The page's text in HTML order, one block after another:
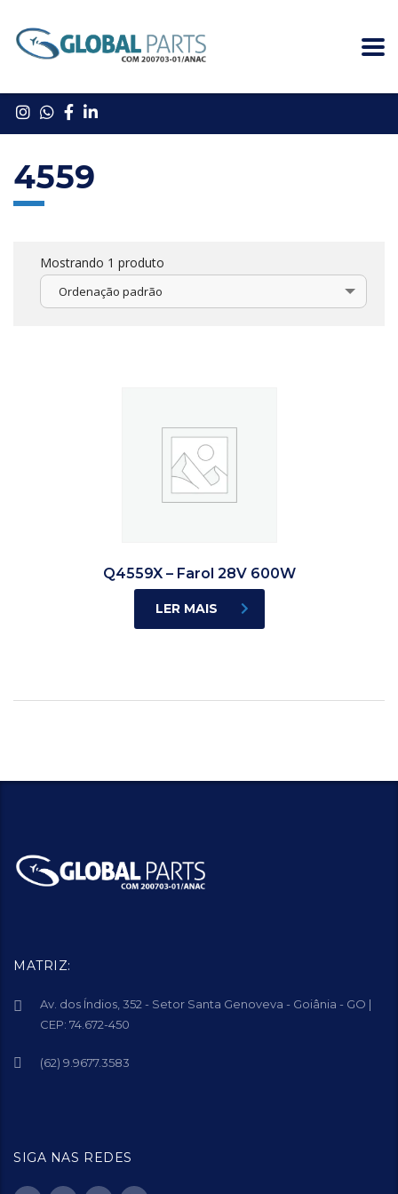
4559
Mostrando 1 produto
Ordenação padrão
Q4559X – Farol 28V 600W
LER MAIS
MATRIZ:
Av. dos Índios, 352 - Setor Santa Genoveva - Goiânia - GO |
CEP: 74.672-450
(62) 9.9677.3583
SIGA NAS REDES